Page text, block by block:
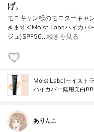
げ。
モニキャン様のモニターキャ
きます◁Moist Laboハイカバ
ジュ)SPF50…続きを見る
Moist Labo(モイスト
ハイカバー薬用美白
ありんこ